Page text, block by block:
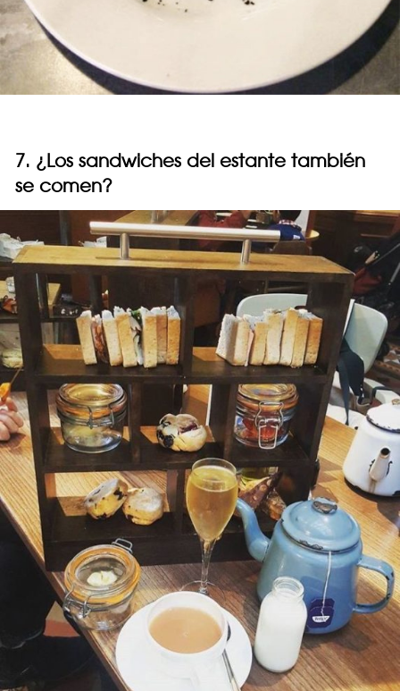
7. ¿Los sandwiches del estante también
se comen?